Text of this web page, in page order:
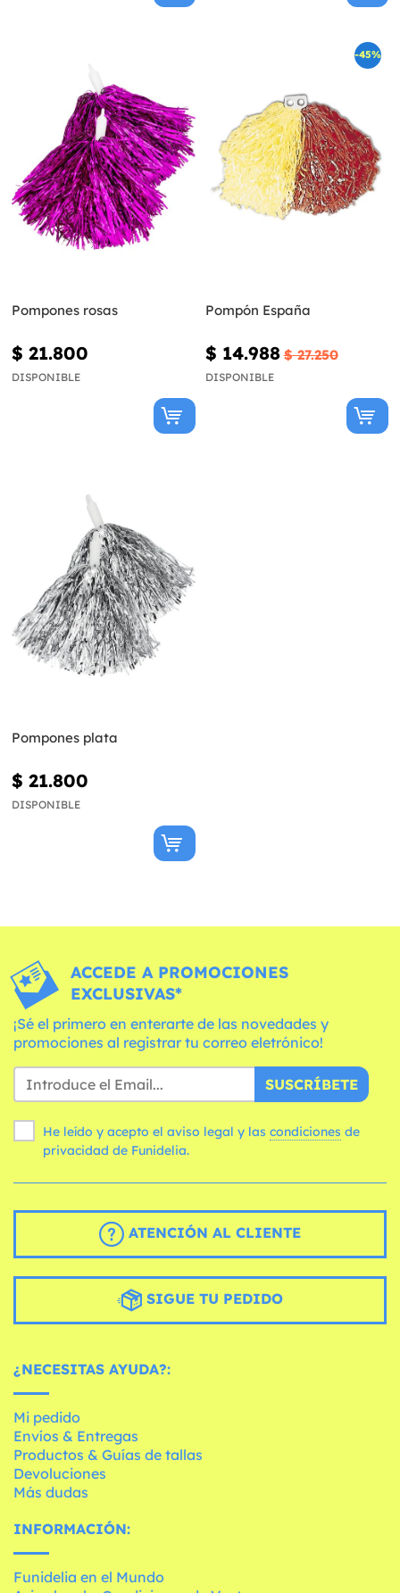
Pompones rosas
$ 21.800
DISPONIBLE
-45%
Pompón España
$ 14.988 $ 27.250
DISPONIBLE
Pompones plata
$ 21.800
DISPONIBLE
ACCEDE A PROMOCIONES
EXCLUSIVAS*
¡Sé el primero en enterarte de las novedades y
promociones al registrar tu correo eletrónico!
SUSCRÍBETE
He leído y acepto el aviso legal y las condiciones
privacidad de Funidelia.
ATENCIÓN AL CLIENTE
SIGUE TU PEDIDO
¿NECESITAS AYUDA?:
Mi pedido
Envíos & Entregas
Productos & Guías de tallas
Devoluciones
Más dudas
INFORMACIÓN:
Funidelia en el Mundo